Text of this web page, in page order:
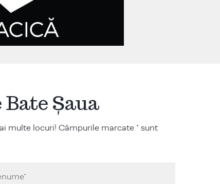
Șaua
multe locuri! Câmpurile marcate * sunt